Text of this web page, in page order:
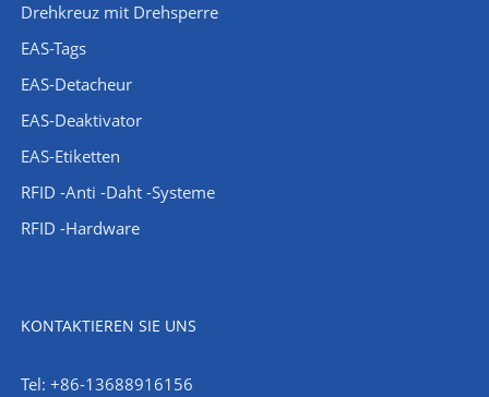
Drehkreuz mit Drehsperre
EAS-Tags
EAS-Detacheur
EAS-Deaktivator
EAS-Etiketten
RFID -Anti -Daht -Systeme
RFID -Hardware
KONTAKTIEREN SIE UNS
Tel: +86-13688916156